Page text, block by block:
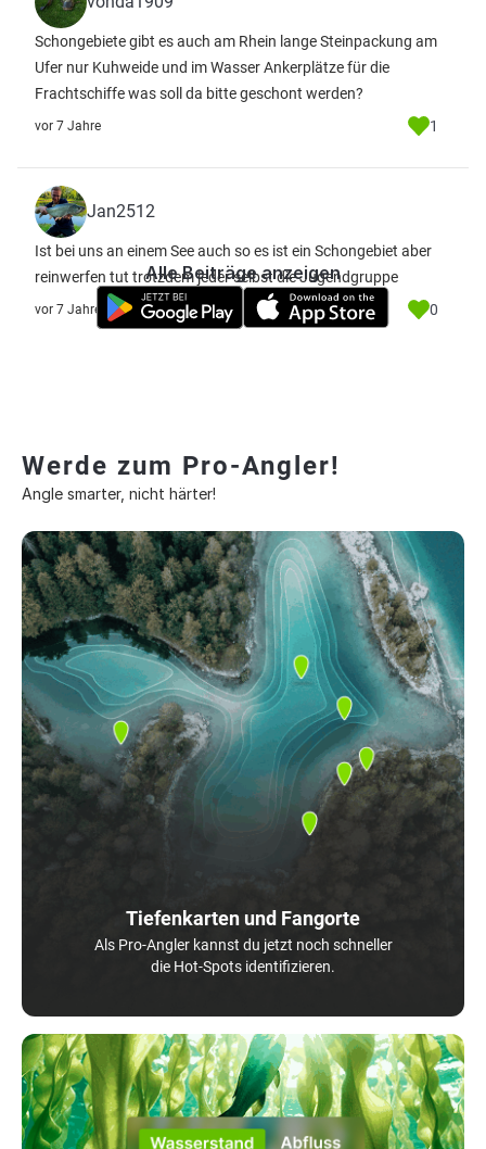
Schongebiete gibt es auch am Rhein lange Steinpackung am
Ufer nur Kuhweide und im Wasser Ankerplätze für die
Frachtschiffe was soll da bitte geschont werden?
vor 7 Jahre 1
Jan2512
Ist bei uns an einem See auch so es ist ein Schongebiet aber
reinwerfen tut trotzdem jeder selbst die Jugendgruppe
vor 7 Jahre 0
Alle Beiträge anzeigen
Werde zum Pro-Angler!
Angle smarter, nicht härter!
Tiefenkarten und Fangorte
Als Pro-Angler kannst du jetzt noch schneller
die Hot-Spots identifizieren.